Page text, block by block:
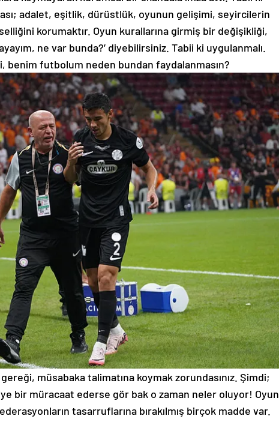
adalet, eşitlik, dürüstlük, oyunun gelişimi, seyircilerin
korumaktır. Oyun kurallarına girmiş bir değişikliği,
ne var bunda?’ diyebilirsiniz. Tabii ki uygulanmalı.
benim futbolum neden bundan faydalanmasın?
müsabaka talimatına koymak zorundasınız. Şimdi;
bir müracaat ederse gör bak o zaman neler oluyor! Oyun
tasarruflarına bırakılmış birçok madde var.